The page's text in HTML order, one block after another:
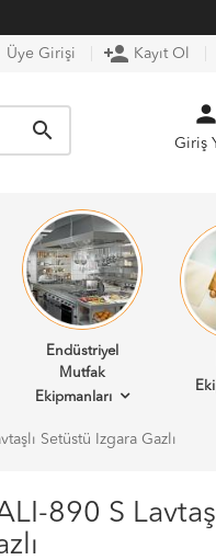
Üye Girişi person_add Kayıt Ol
search
person
Giriş
Endüstriyel
Mutfak
Ekipmanları
Setüstü Izgara Gazlı
890 S